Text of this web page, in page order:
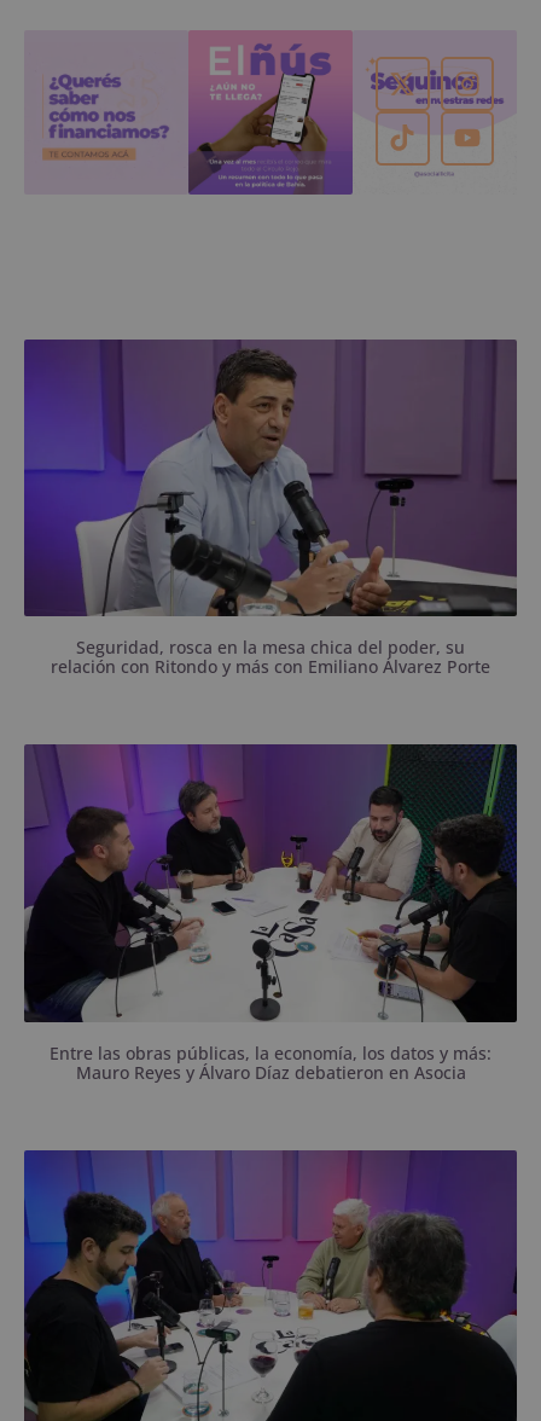
El exsecretario del gobierno de Gay contó cómo fue
que lo hicieron salir, así como también la forma en
la que volvió al ruedo rápidamente.
Seguridad, rosca en la mesa chica del poder, su
relación con Ritondo y más con Emiliano Álvarez Porte
Los concejales se pararon en su lado de la grieta y
fue difícil encontrar puntos en común.
Entre las obras públicas, la economía, los datos y más:
Mauro Reyes y Álvaro Díaz debatieron en Asocia
Pasaron por Asociación Ilícita en la última semana